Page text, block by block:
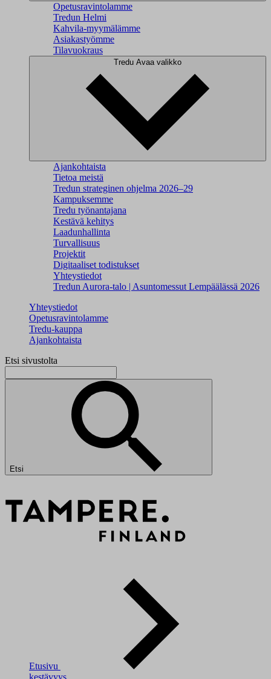
Opetusravintolamme
Tredun Helmi
Kahvila-myymälämme
Asiakastyömme
Tilavuokraus
Tredu Avaa valikko
Ajankohtaista
Tietoa meistä
Tredun strateginen ohjelma 2026–29
Kampuksemme
Tredu työnantajana
Kestävä kehitys
Laadunhallinta
Turvallisuus
Projektit
Digitaaliset todistukset
Yhteystiedot
Tredun Aurora-talo | Asuntomessut Lempäälässä 2026
Yhteystiedot
Opetusravintolamme
Tredu-kauppa
Ajankohtaista
Etsi sivustolta
Etsi
Etusivu
kestävyys